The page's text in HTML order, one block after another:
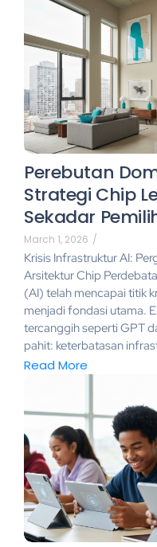
Perebutan
Strategi Chip
Sekadar
March 1, 2026 /
Krisis Infrastruktur AI:
Arsitektur Chip
(AI) telah mencapai titik
menjadi fondasi utama.
tercanggih seperti GPT
pahit: keterbatasan
Read More